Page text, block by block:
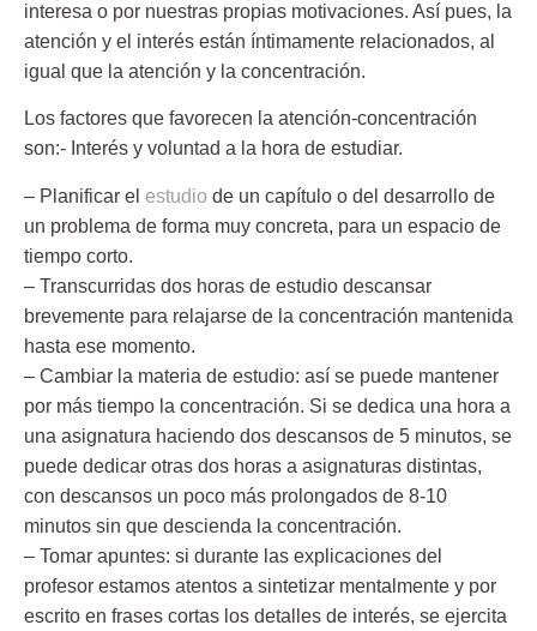
interesa o por nuestras propias motivaciones. Así pues, la
atención y el interés están íntimamente relacionados, al
igual que la atención y la concentración.
Los factores que favorecen la atención-concentración
son:- Interés y voluntad a la hora de estudiar.
– Planificar el estudio de un capítulo o del desarrollo de
un problema de forma muy concreta, para un espacio de
tiempo corto.
– Transcurridas dos horas de estudio descansar
brevemente para relajarse de la concentración mantenida
hasta ese momento.
– Cambiar la materia de estudio: así se puede mantener
por más tiempo la concentración. Si se dedica una hora a
una asignatura haciendo dos descansos de 5 minutos, se
puede dedicar otras dos horas a asignaturas distintas,
con descansos un poco más prolongados de 8-10
minutos sin que descienda la concentración.
– Tomar apuntes: si durante las explicaciones del
profesor estamos atentos a sintetizar mentalmente y por
escrito en frases cortas los detalles de interés, se ejercita